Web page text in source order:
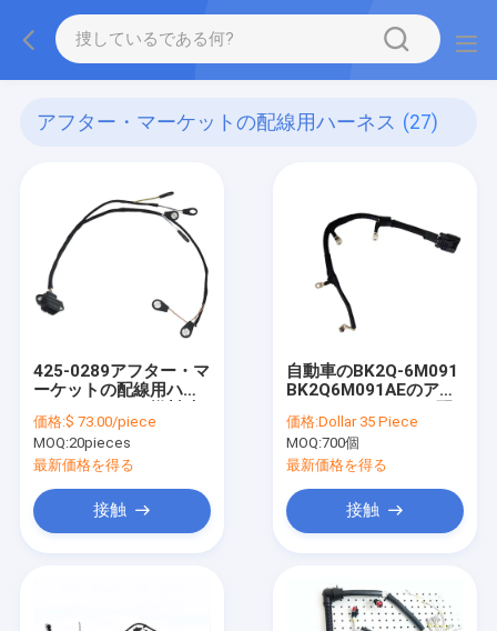
アフター・マーケットの配線用ハーネス (27)
425-0289アフター・マ
ーケットの配線用ハー
射装置ケーブル
価格:$ 73.00/piece
MOQ:20pieces
最新価格を得る
接触
自動車のBK2Q-6M091
BK2Q6M091AEのアフ
線用ハーネス
価格:Dollar 35 Piece
MOQ:700個
最新価格を得る
接触